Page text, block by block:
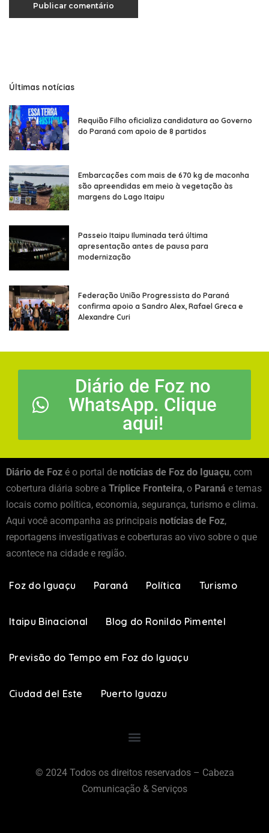
Últimas notícias
Requião Filho oficializa candidatura ao Governo
do Paraná com apoio de 8 partidos
Embarcações com mais de 670 kg de maconha
são apreendidas em meio à vegetação às
margens do Lago Itaipu
Passeio Itaipu Iluminada terá última
apresentação antes de pausa para
modernização
Federação União Progressista do Paraná
confirma apoio a Sandro Alex, Rafael Greca e
Alexandre Curi
Diário de Foz no
WhatsApp. Clique
aqui!
Diário de Foz é o portal de notícias de Foz do Iguaçu, com
cobertura diária sobre a Tríplice Fronteira, o Paraná e temas
locais como política, economia, segurança, turismo e clima.
Aqui você acompanha as principais notícias de Foz,
reportagens investigativas e coberturas ao vivo sobre o que
acontece na cidade e região.
Foz do Iguaçu Paraná Política Turismo
Itaipu Binacional Blog do Ronildo Pimentel
Previsão do Tempo em Foz do Iguaçu
Ciudad del Este Puerto Iguazu
© 2024 Todos os direitos reservados – Cabeza
Comunicação & Serviços​